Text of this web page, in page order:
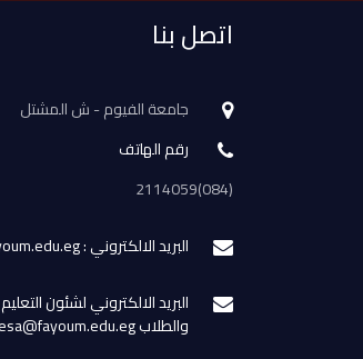
اتصل بنا
جامعة الفيوم - ش المشتل
رقم الهاتف
(084)2114059
البريد الالكتروني : ts@fayoum.edu.eg
البريد الالكتروني لشئون التعليم
والطلاب vpesa@fayoum.edu.eg